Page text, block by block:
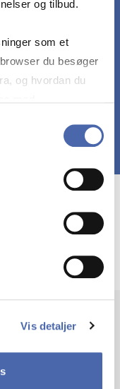
og tilbud.
som et
du besøger
og hvordan du
kan altid trække
Vis detaljer
for både dig